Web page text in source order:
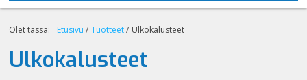
Olet tässä: Etusivu / Tuotteet / Ulkokalusteet
Ulkokalusteet